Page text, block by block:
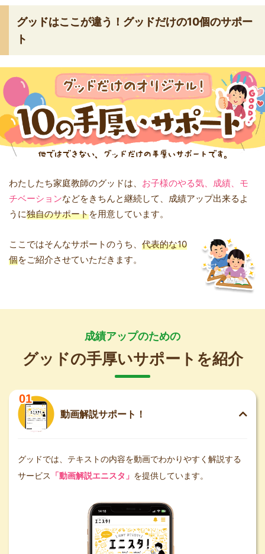
グッドはここが違う！グッドだけの10個のサポー
ト
わたしたち家庭教師のグッドは、 お子様のやる気、成績、モ
チベーションなどをきちんと継続して、成績アップ出来るよ
うに独自のサポートを用意しています。
ここではそんなサポートのうち、 代表的な10
個をご紹介させていただきます。
成績アップのための
グッドの手厚いサポートを紹介
01
動画解説サポート！
グッドでは、テキストの内容を動画でわかりやすく解説する
サービス 「動画解説エニスタ」 を提供しています。